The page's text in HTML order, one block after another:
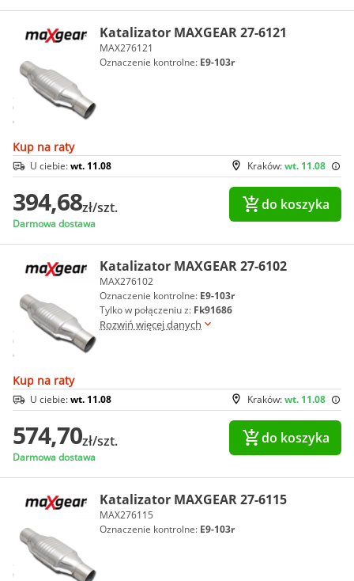
Katalizator MAXGEAR 27-6121
MAX276121
Oznaczenie kontrolne: E9-103r
Kup na raty
Kraków:wt. 11.08
U ciebie:wt. 11.08
394,68zł/szt.
Darmowa dostawa
do koszyka
Katalizator MAXGEAR 27-6102
MAX276102
Oznaczenie kontrolne: E9-103r
Tylko w połączeniu z: Fk91686
Rozwiń więcej danych
Kup na raty
Kraków:wt. 11.08
U ciebie:wt. 11.08
574,70zł/szt.
Darmowa dostawa
do koszyka
Katalizator MAXGEAR 27-6115
MAX276115
Oznaczenie kontrolne: E9-103r